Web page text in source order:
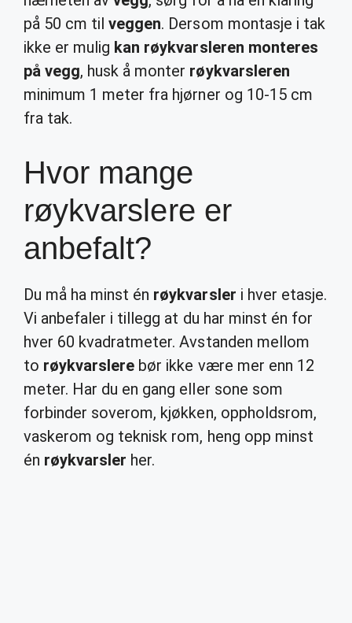
på 50 cm tilveggen. Dersom montasje i tak
ikke er mulig kan røykvarsleren monteres
på vegg, husk å monter røykvarsleren
minimum 1 meter fra hjørner og 10-15 cm
fra tak.
Hvor mange
røykvarslere er
anbefalt?
Du må ha minst én røykvarsler i hver etasje.
Vi anbefaler i tillegg at du har minst én for
hver 60 kvadratmeter. Avstanden mellom
to røykvarslere bør ikke være mer enn 12
meter. Har du en gang eller sone som
forbinder soverom, kjøkken, oppholdsrom,
vaskerom og teknisk rom, heng opp minst
én røykvarsler her.